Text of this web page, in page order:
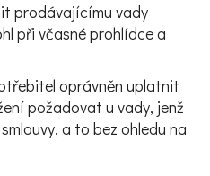
prodávajícímu vady
při včasné prohlídce a
oprávněn uplatnit
požadovat u vady, jenž
a to bez ohledu na